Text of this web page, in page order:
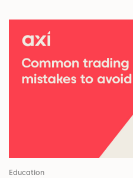
Education